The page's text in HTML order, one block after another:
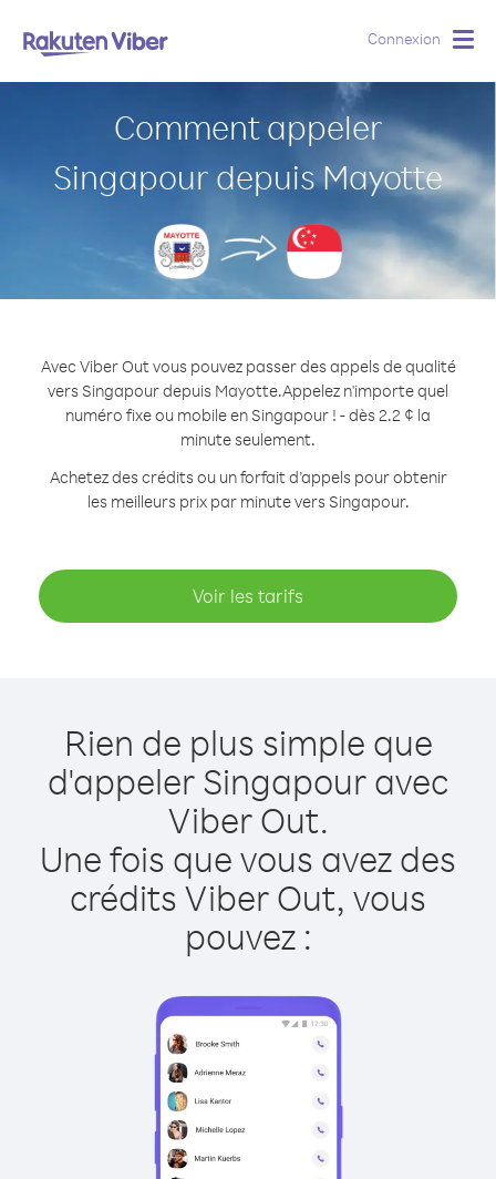
Connexion
Comment appeler
Singapour depuis Mayotte
Avec Viber Out vous pouvez passer des appels de qualité
vers Singapour depuis Mayotte.Appelez n'importe quel
numéro fixe ou mobile en Singapour ! - dès 2.2 ¢ la
minute seulement.
Achetez des crédits ou un forfait d’appels pour obtenir
les meilleurs prix par minute vers Singapour.
Voir les tarifs
Rien de plus simple que
d'appeler Singapour avec
Viber Out.
Une fois que vous avez des
crédits Viber Out, vous
pouvez :